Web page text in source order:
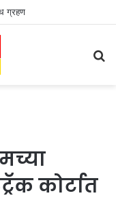
ग्रहण
कोर्टात